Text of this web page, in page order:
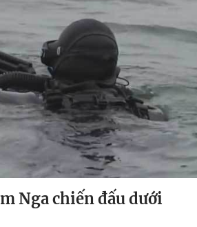
Nga chiến đấu dưới